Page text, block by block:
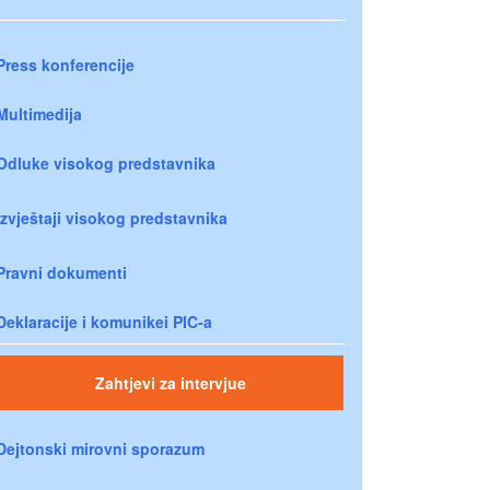
konferencije
visokog predstavnika
visokog predstavnika
dokumenti
i komunikei PIC-a
Zahtjevi za intervjue
mirovni sporazum